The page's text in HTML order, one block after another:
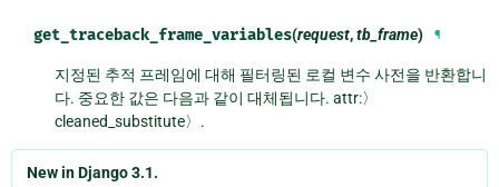
get_traceback_frame_variables(request,tb_frame) ¶
지정된 추적 프레임에 대해 필터링된 로컬 변수 사전을 반환합니
다. 중요한 값은 다음과 같이 대체됩니다. attr:〉
cleaned_substitute〉.
New in Django 3.1.